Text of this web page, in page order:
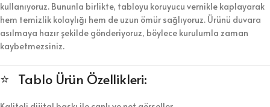
kullanıyoruz. Bununla birlikte, tabloyu koruyucu vernikle kaplayarak
hem temizlik kolaylığı hem de uzun ömür sağlıyoruz. Ürünü duvara
asılmaya hazır şekilde gönderiyoruz, böylece kurulumla zaman
kaybetmezsiniz.
⭐ Tablo Ürün Özellikleri: